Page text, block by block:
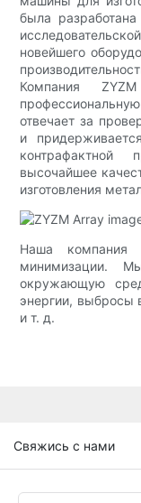
была
новейшего
Компания
отвечает за
и
контрафактной
высочайшее
изготовления
Наша компания
минимизации.
окружающую
энергии, выбросы
и т. д.
Свяжись с нами